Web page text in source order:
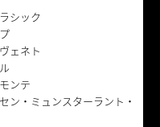
シック
ェネト
ンテ
ン・ミュンスターラント・